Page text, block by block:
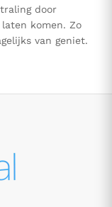
door
komen. Zo
van geniet.